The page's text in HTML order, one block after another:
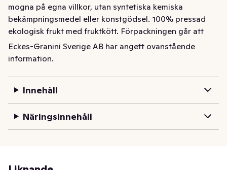
mogna på egna villkor, utan syntetiska kemiska
bekämpningsmedel eller konstgödsel. 100% pressad
ekologisk frukt med fruktkött. Förpackningen går att
panta i retursystemet.
En söt ekologisk juice med en perfekt balans av
mogna på egna villkor, utan syntetiska kemiska
ekologisk frukt med fruktkött. Förpackningen går att
panta i retursystemet.
Eckes-Granini Sverige AB har angett ovanstående
information.
Innehåll
Näringsinnehåll